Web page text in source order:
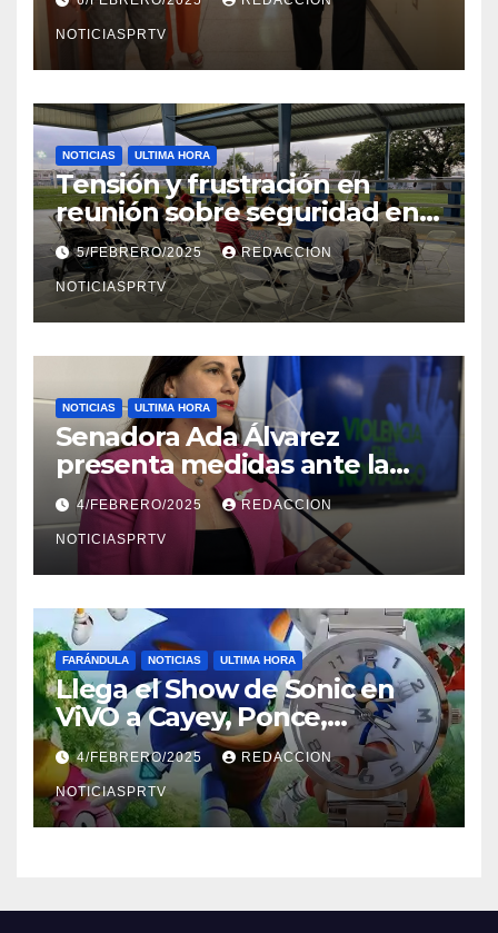
en Mayagüez
NOTICIASPRTV
NOTICIAS ULTIMA HORA
Tensión y frustración en
reunión sobre seguridad en
Reparto Metropolitano
5/FEBRERO/2025 REDACCION
NOTICIASPRTV
NOTICIAS ULTIMA HORA
Senadora Ada Álvarez
presenta medidas ante la
violencia en el noviazgo
4/FEBRERO/2025 REDACCION
NOTICIASPRTV
FARÁNDULA NOTICIAS ULTIMA HORA
Llega el Show de Sonic en
ViVO a Cayey, Ponce,
Barceloneta y Humacao,
Relojes gratis para el que
compre ahora….
4/FEBRERO/2025 REDACCION
NOTICIASPRTV